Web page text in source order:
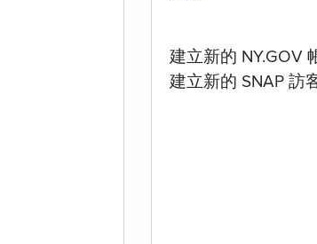
建立新的 NY.GOV
建立新的 SNAP 訪